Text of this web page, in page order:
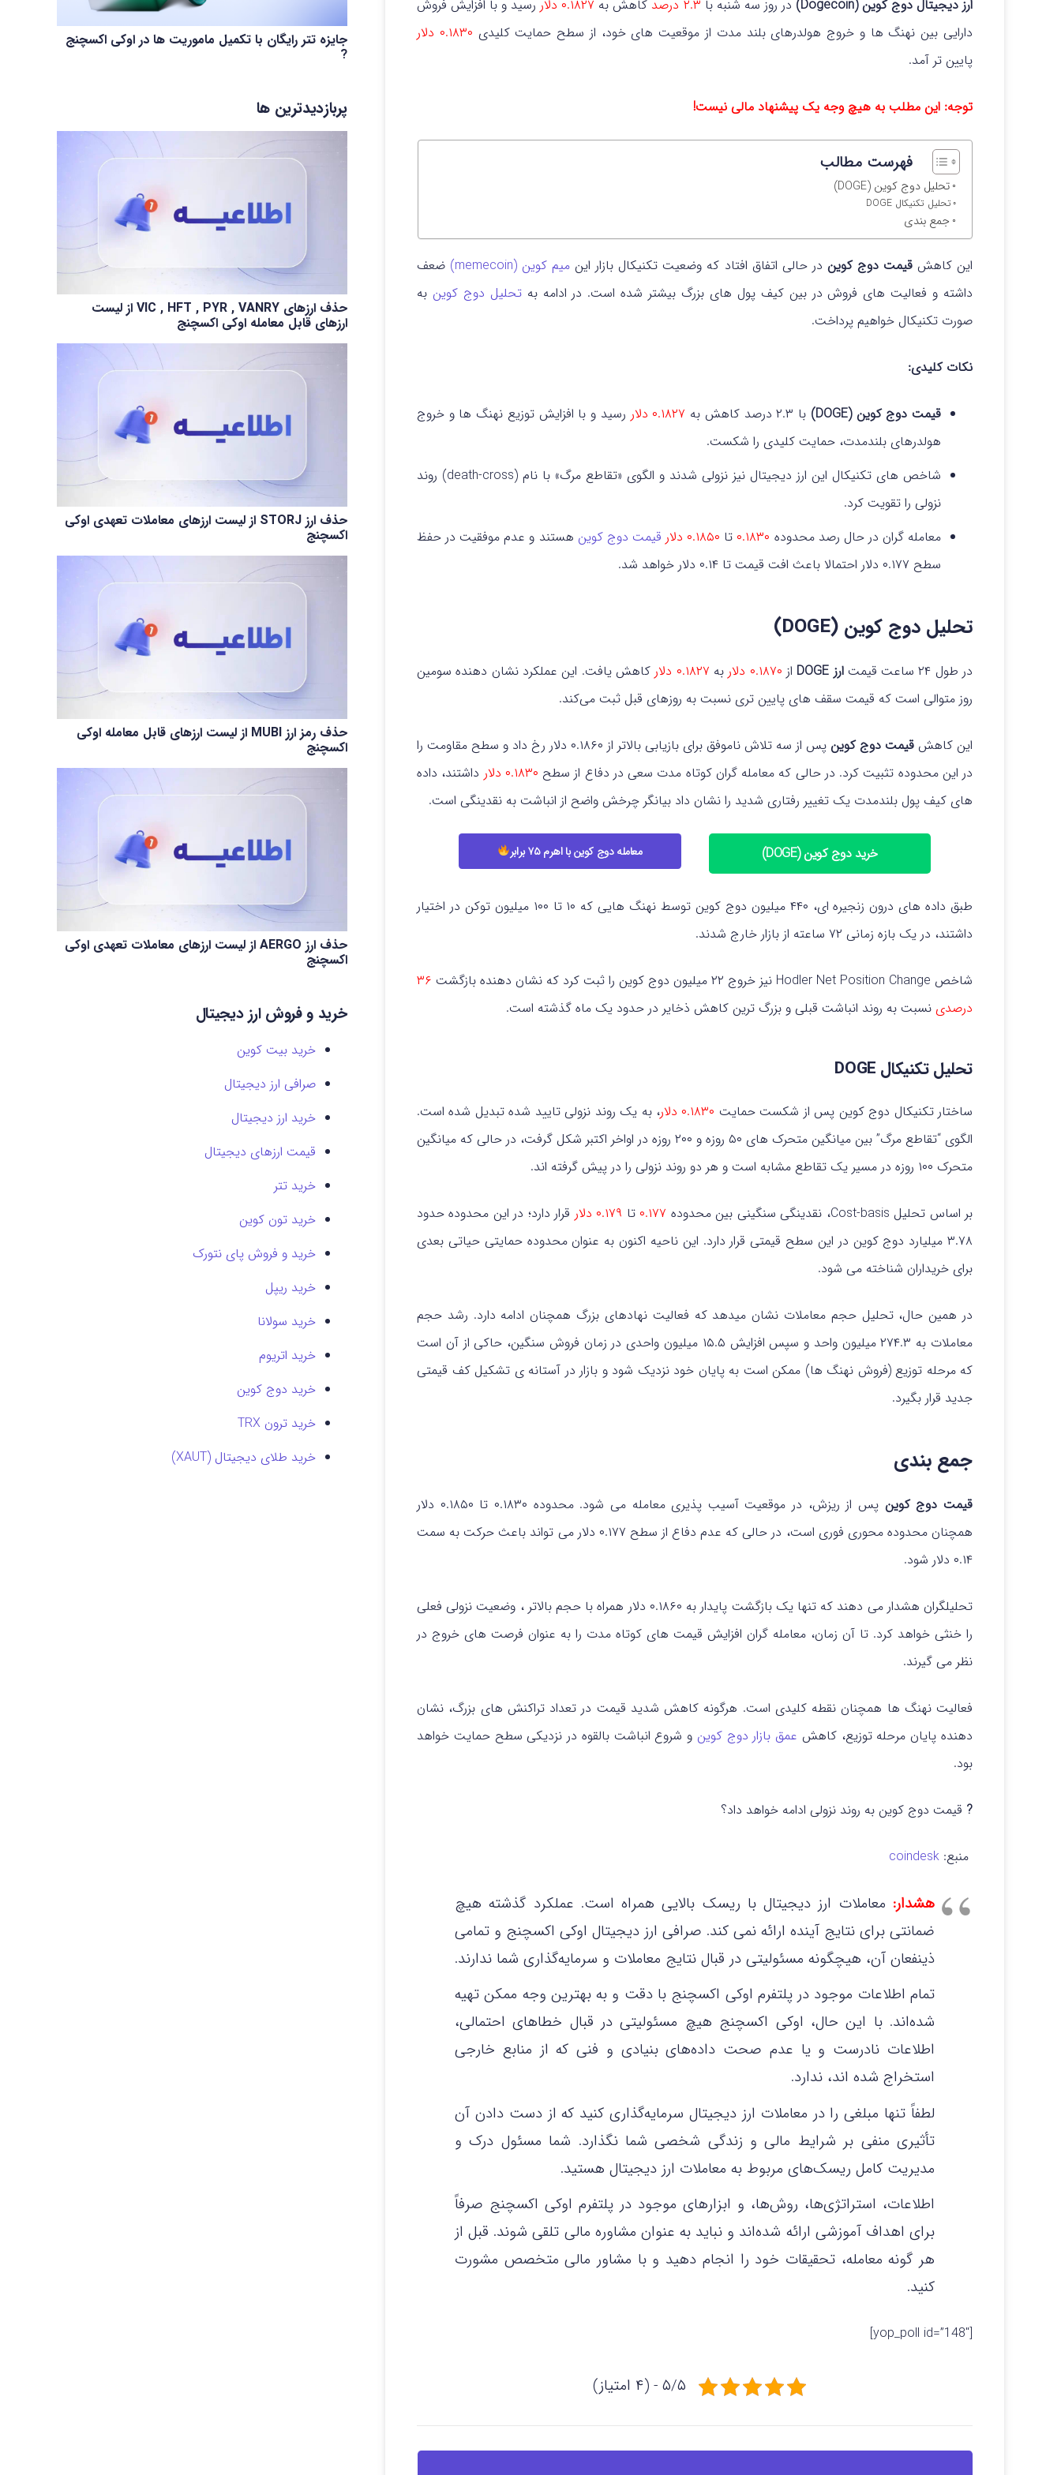
ارز دیجیتال دوج کوین (Dogecoin)
در روز سه شنبه با ۲.۳ درصد کاهش به ۰.۱۸۲۷ دلار
رسید و با افزایش فروش
دارایی بین نهنگ ها و خروج هولدرهای بلند مدت از موقعیت های خود، از سطح حمایت کلیدی ۰.۱۸۳۰ دلار
پایین تر آمد.
توجه: این مطلب به هیچ وجه یک پیشنهاد مالی نیست!
فهرست مطالب
تحلیل دوج کوین (DOGE)
تحلیل تکنیکال DOGE
جمع بندی
این کاهشقیمت دوج کوین در حالی اتفاق افتاد که وضعیت تکنیکال بازار این میم کوین (memecoin)
ضعف
داشته و فعالیت های فروش در بین کیف پول های بزرگ بیشتر شده است. در ادامه بهتحلیل دوج کوین به
صورت تکنیکال خواهیم پرداخت.
نکات کلیدی:
قیمت دوج کوین (DOGE) با ۲.۳ درصد کاهش به
رسید و با افزایش توزیع نهنگ ها و خروج
هولدرهای بلندمدت، حمایت کلیدی را شکست.
شاخص های تکنیکال این ارز دیجیتال نیز نزولی شدند و الگوی «تقاطع مرگ» با نام (death-cross) روند
نزولی را تقویت کرد.
معامله گران در حال رصد محدوده ۰.۱۸۳۰ تا ۰.۱۸۵۰ دلار قیمت دوج کوین هستند و عدم موفقیت در حفظ
سطح ۰.۱۷۷ دلار احتمالا باعث افت قیمت تا ۰.۱۴ دلار خواهد شد.
تحلیل دوج کوین (DOGE)
در طول ۲۴ ساعت قیمت ارز DOGE از به ۰.۱۸۲۷ دلار
کاهش یافت. این عملکرد نشان دهنده سومین
روز متوالی است که قیمت سقف های پایین تری نسبت به روزهای قبل ثبت می‌کند.
این کاهش قیمت دوج کوین
پس از سه تلاش ناموفق برای بازیابی بالاتر از ۰.۱۸۶۰ دلار رخ داد و سطح مقاومت را
در این محدوده تثبیت کرد. در حالی که معامله گران کوتاه مدت سعی در دفاع از سطح ۰.۱۸۳۰ دلار
داشتند، داده
های کیف پول بلندمدت یک تغییر رفتاری شدید را نشان داد بیانگر چرخش واضح از انباشت به نقدینگی است.
خرید دوج کوین (DOGE) معامله دوج کوین با اهرم ۷۵ برابر
طبق داده های درون زنجیره ای، ۴۴۰ میلیون دوج کوین توسط نهنگ هایی که ۱۰ تا ۱۰۰ میلیون توکن در اختیار
داشتند، در یک بازه زمانی ۷۲ ساعته از بازار خارج شدند.
شاخص Hodler Net Position Change نیز خروج ۲۲ میلیون دوج کوین را ثبت کرد که نشان دهنده بازگشت
۳۶
درصدی نسبت به روند انباشت قبلی و بزرگ ترین کاهش ذخایر در حدود یک ماه گذشته است.
تحلیل تکنیکال DOGE
ساختار تکنیکال دوج کوین پس از شکست حمایت ۰.۱۸۳۰ دلار
، به یک روند نزولی تایید شده تبدیل شده است.
الگوی “تقاطع مرگ” بین میانگین متحرک های ۵۰ روزه و ۲۰۰ روزه در اواخر اکتبر شکل گرفت، در حالی که میانگین
متحرک ۱۰۰ روزه در مسیر یک تقاطع مشابه است و هر دو روند نزولی را در پیش گرفته اند.
بر اساس تحلیل Cost-basis، نقدینگی سنگینی بین محدوده ۰.۱۷۷ تا ۰.۱۷۹ دلار
قرار دارد؛ در این محدوده حدود
۳.۷۸ میلیارد دوج کوین در این سطح قیمتی قرار دارد. این ناحیه اکنون به عنوان محدوده حمایتی حیاتی بعدی
برای خریداران شناخته می شود.
در همین حال، تحلیل حجم معاملات نشان میدهد که فعالیت نهادهای بزرگ همچنان ادامه دارد. رشد حجم
معاملات به ۲۷۴.۳ میلیون واحد و سپس افزایش ۱۵.۵ میلیون واحدی در زمان فروش سنگین، حاکی از آن است
که مرحله توزیع (فروش نهنگ ها) ممکن است به پایان خود نزدیک شود و بازار در آستانه ی تشکیل کف قیمتی
جدید قرار بگیرد.
جمع بندی
قیمت دوج کوین
پس از ریزش، در موقعیت آسیب پذیری معامله می شود. محدوده ۰.۱۸۳۰ تا ۰.۱۸۵۰ دلار
همچنان محدوده محوری فوری است، در حالی که عدم دفاع از سطح ۰.۱۷۷ دلار می تواند باعث حرکت به سمت
۰.۱۴ دلار شود.
تحلیلگران هشدار می دهند که تنها یک بازگشت پایدار به ۰.۱۸۶۰ دلار همراه با حجم بالاتر ، وضعیت نزولی فعلی
را خنثی خواهد کرد. تا آن زمان، معامله گران افزایش قیمت های کوتاه مدت را به عنوان فرصت های خروج در
نظر می گیرند.
فعالیت نهنگ ها همچنان نقطه کلیدی است. هرگونه کاهش شدید قیمت در تعداد تراکنش های بزرگ، نشان
دهنده پایان مرحله توزیع، کاهش عمق بازار دوج کوین و شروع انباشت بالقوه در نزدیکی سطح حمایت خواهد
بود.
? قیمت دوج کوین به روند نزولی ادامه خواهد داد؟
منبع: coindesk
هشدار: معاملات ارز دیجیتال با ریسک بالایی همراه است. عملکرد گذشته هیچ
ضمانتی برای نتایج آینده ارائه نمی‌ کند. صرافی ارز دیجیتال اوکی اکسچنج و تمامی
ذینفعان آن، هیچگونه مسئولیتی در قبال نتایج معاملات و سرمایه‌گذاری شما ندارند.
تمام اطلاعات موجود در پلتفرم اوکی اکسچنج با دقت و به بهترین وجه ممکن تهیه
شده‌اند. با این حال، اوکی اکسچنج هیچ مسئولیتی در قبال خطاهای احتمالی،
اطلاعات نادرست و یا عدم صحت داده‌های بنیادی و فنی که از منابع خارجی
استخراج شده‌ اند، ندارد.
لطفاً تنها مبلغی را در معاملات ارز دیجیتال سرمایه‌گذاری کنید که از دست دادن آن
تأثیری منفی بر شرایط مالی و زندگی شخصی شما نگذارد. شما مسئول درک و
مدیریت کامل ریسک‌های مربوط به معاملات ارز دیجیتال هستید.
اطلاعات، استراتژی‌ها، روش‌ها، و ابزارهای موجود در پلتفرم اوکی اکسچنج صرفاً
برای اهداف آموزشی ارائه شده‌اند و نباید به عنوان مشاوره مالی تلقی شوند. قبل از
هر گونه معامله، تحقیقات خود را انجام دهید و با مشاور مالی متخصص مشورت
کنید.
[yop_poll id=”148″]
۵/۵ - (۴ امتیاز)
جایزه تتر رایگان با تکمیل ماموریت ها در اوکی اکسچنج
?
پربازدیدترین ها
حذف ارزهای VIC , HFT , PYR , VANRY از لیست
ارزهای قابل معامله اوکی اکسچنج
حذف ارز STORJ از لیست ارزهای معاملات تعهدی اوکی
اکسچنج
حذف رمز ارز MUBI از لیست ارزهای قابل معامله اوکی
اکسچنج
حذف ارز AERGO از لیست ارزهای معاملات تعهدی اوکی
اکسچنج
خرید و فروش ارز دیجیتال
خرید بیت کوین
صرافی ارز دیجیتال
خرید ارز دیجیتال
قیمت ارزهای دیجیتال
خرید تتر
خرید تون کوین
خرید و فروش پای نتورک
خرید ریپل
خرید سولانا
خرید اتریوم
خرید دوج کوین
خرید ترون TRX
خرید طلای دیجیتال (XAUT)